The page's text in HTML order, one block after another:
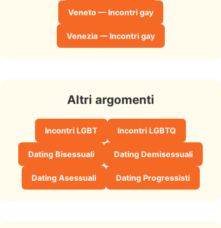
Veneto — Incontri gay
Venezia — Incontri gay
Altri argomenti
Incontri LGBT Incontri LGBTQ
Dating Bisessuali Dating Demisessuali
Dating Asessuali Dating Progressisti